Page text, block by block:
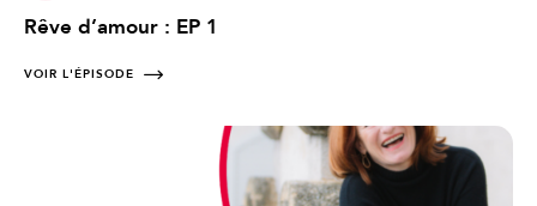
Rêve d’amour : EP 1
VOIR L'ÉPISODE